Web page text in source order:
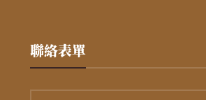
聯絡表單